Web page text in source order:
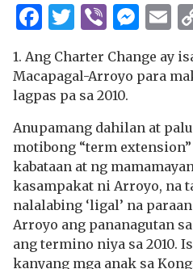
Facebook
Twitter
Viber
1. Ang Charter Change ay
Macapagal-Arroyo para
lagpas pa sa 2010.
Anupamang dahilan at
motibong “term
kabataan at ng
kasampakat ni Arroyo, na
nalalabing ‘ligal’ na
Arroyo ang pananagutan
ang termino niya sa 2010.
kanyang mga anak sa